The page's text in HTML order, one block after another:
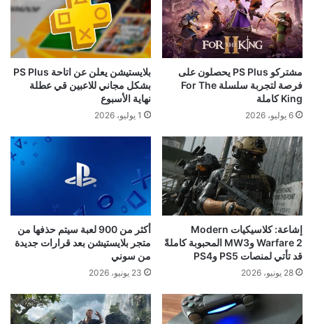
مشتركو PS Plus يحصلون على
فرصة لتجربة سلسلة For The
King كاملة
6 يوليو، 2026
بلايستيشن يعلن عن اتاحة PS Plus
بشكل مجاني للاعبين قي عطلة
نهاية الأسبوع
1 يوليو، 2026
إشاعة: كلاسيكيات Modern
Warfare 2 وMW3 المحبوبة كاملةً
قد تأتي لمنصات PS5 وPS4
28 يونيو، 2026
أكثر من 900 لعبة سيتم حذفها من
متجر بلايستيشن بعد قرارات جديدة
من سوني
23 يونيو، 2026